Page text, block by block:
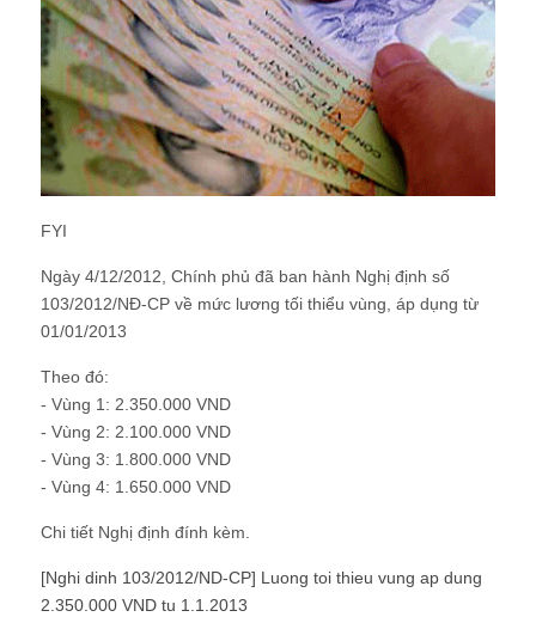
FYI
Ngày 4/12/2012, Chính phủ đã ban hành Nghị định số
103/2012/NĐ-CP về mức lương tối thiểu vùng, áp dụng từ
01/01/2013
Theo đó:
- Vùng 1: 2.350.000 VND
- Vùng 2: 2.100.000 VND
- Vùng 3: 1.800.000 VND
- Vùng 4: 1.650.000 VND
Chi tiết Nghị định đính kèm.
[Nghi dinh 103/2012/ND-CP] Luong toi thieu vung ap dung
2.350.000 VND tu 1.1.2013